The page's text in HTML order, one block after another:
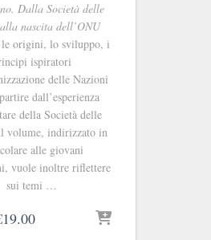
Dalla Società delle
nascita dell’ONU
origini, lo sviluppo, i
ispiratori
delle Nazioni
dall’esperienza
della Società delle
volume, indirizzato in
alle giovani
vuole inoltre riflettere
sui temi …
19.00Il